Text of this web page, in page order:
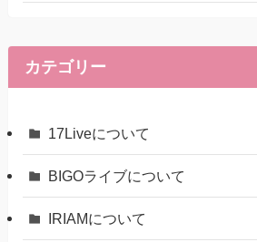
カテゴリー
17Liveについて
BIGOライブについて
IRIAMについて